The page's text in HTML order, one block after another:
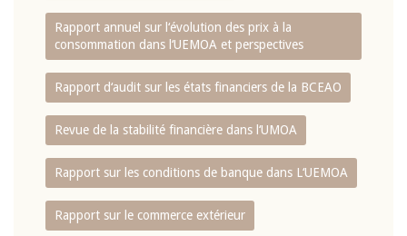
Rapport annuel sur l‘évolution des prix à la
consommation dans l‘UEMOA et perspectives
Rapport d‘audit sur les états financiers de la BCEAO
Revue de la stabilité financière dans l‘UMOA
Rapport sur les conditions de banque dans L‘UEMOA
Rapport sur le commerce extérieur